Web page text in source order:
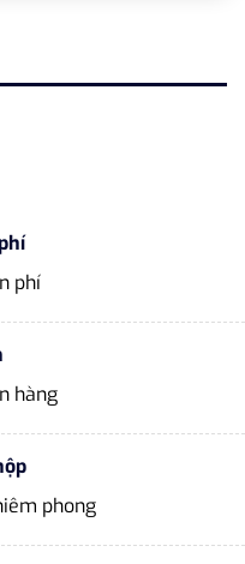
phí
hàng
phong